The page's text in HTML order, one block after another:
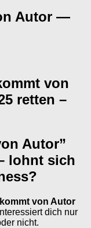
Autor —
von
retten –
Autor”
lohnt sich
von Autor
dich nur
nicht.